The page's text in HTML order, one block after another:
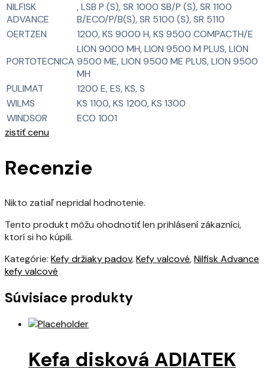
NILFISK
ADVANCE
, LSB P (S), SR 1000 SB/P (S), SR 1100
B/ECO/P/B(S), SR 5100 (S), SR 5110
OERTZEN
1200, KS 9000 H, KS 9500 COMPACTH/E
PORTOTECNICA
LION 9000 MH, LION 9500 M PLUS, LION
9500 ME, LION 9500 ME PLUS, LION 9500
MH
PULIMAT
1200 E, ES, KS, S
WILMS
KS 1100, KS 1200, KS 1300
WINDSOR
ECO 1001
zistiť cenu
Recenzie
Nikto zatiaľ nepridal hodnotenie.
Tento produkt môžu ohodnotiť len prihlásení zákazníci,
ktorí si ho kúpili.
Kategórie: Kefy držiaky padov,Kefy valcové,Nilfisk Advance
kefy valcové
Súvisiace produkty
Kefa disková ADIATEK